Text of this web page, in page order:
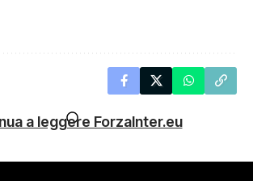
a leggere ForzaInter.eu